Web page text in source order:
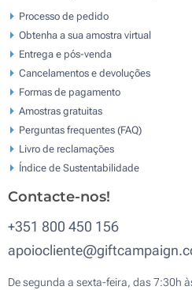
Processo de pedido
Obtenha a sua amostra virtual
Entrega e pós-venda
Cancelamentos e devoluções
Formas de pagamento
Amostras gratuitas
Perguntas frequentes (FAQ)
Livro de reclamaçōes
Índice de Sustentabilidade
Contacte-nos!
+351 800 450 156
De segunda a sexta-feira, das 7:30h